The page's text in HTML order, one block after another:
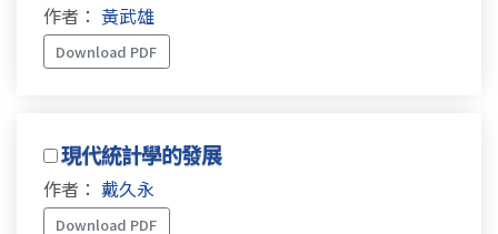
作者： 黃武雄
Download PDF
現代統計學的發展
作者： 戴久永
Download PDF